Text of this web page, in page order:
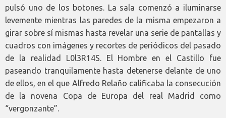
pulsó uno de los botones. La sala comenzó a iluminarse
levemente mientras las paredes de la misma empezaron a
girar sobre sí mismas hasta revelar una serie de pantallas y
cuadros con imágenes y recortes de periódicos del pasado
de la realidad L0l3R14S. El Hombre en el Castillo fue
paseando tranquilamente hasta detenerse delante de uno
de ellos, en el que Alfredo Relaño calificaba la consecución
de la novena Copa de Europa del real Madrid como
“vergonzante”.